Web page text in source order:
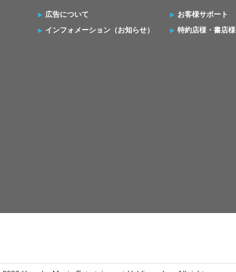
広告について
インフォメーション（お知らせ）
お客様サポート
特約店様・書店